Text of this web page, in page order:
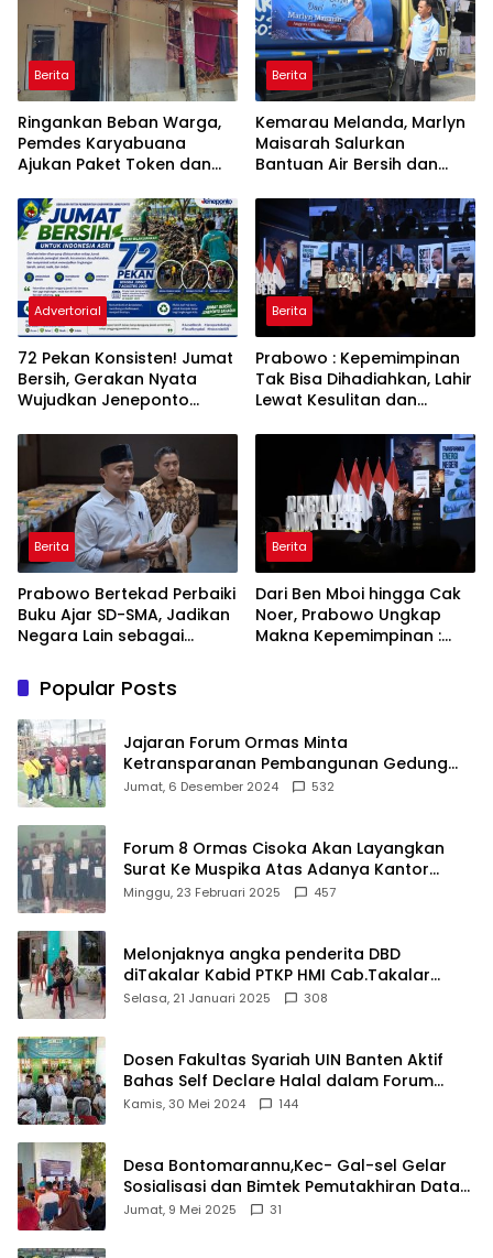
Berita
Ringankan Beban Warga,
Pemdes Karyabuana
Ajukan Paket Token dan
PLN
Berita
Kemarau Melanda, Marlyn
Maisarah Salurkan
Bantuan Air Bersih dan
Babakan Madang
Advertorial
72 Pekan Konsisten! Jumat
Bersih, Gerakan Nyata
Wujudkan Jeneponto
ASRI
Berita
Prabowo : Kepemimpinan
Tak Bisa Dihadiahkan, Lahir
Lewat Kesulitan dan
Berita
Prabowo Bertekad Perbaiki
Buku Ajar SD-SMA, Jadikan
Negara Lain sebagai
Berita
Dari Ben Mboi hingga Cak
Noer, Prabowo Ungkap
Makna Kepemimpinan :
Popular Posts
Jajaran Forum Ormas Minta
Ketransparanan Pembangunan Gedung
Damkar Di Kecamatan Cisoka
Jumat, 6 Desember 2024 532
Forum 8 Ormas Cisoka Akan Layangkan
Surat Ke Muspika Atas Adanya Kantor
Matel di Cisoka
Minggu, 23 Februari 2025 457
Melonjaknya angka penderita DBD
diTakalar Kabid PTKP HMI Cab.Takalar
angkat bicara
Selasa, 21 Januari 2025 308
Dosen Fakultas Syariah UIN Banten Aktif
Bahas Self Declare Halal dalam Forum
Ijtima Ulama MUI
Kamis, 30 Mei 2024 144
Desa Bontomarannu,Kec- Gal-sel Gelar
Sosialisasi dan Bimtek Pemutakhiran Data
ID
Jumat, 9 Mei 2025 31